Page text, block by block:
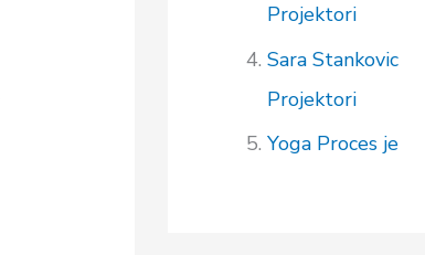
Projektori
Sara Stankovic
Projektori
Yoga Proces je